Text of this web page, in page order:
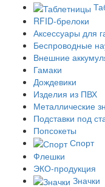
RFID-брелоки
Аксессуары для
Беспроводные
Внешние
Гамаки
Дождевики
Изделия из ПВХ
Металлические
Подставки под
Попсокеты
Спорт
Флешки
ЭКО-продукция
Значки